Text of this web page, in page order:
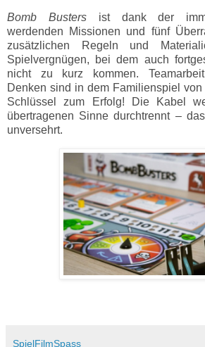
Bomb Bustersist dank der
werdenden Missionen und fünf
zusätzlichen Regeln und
Spielvergnügen, bei dem auch
nicht zu kurz kommen.
Denken sind in dem Familienspiel
Schlüssel zum Erfolg! Die Kabel
übertragenen Sinne durchtrennt –
unversehrt.
SpielFilmSpass